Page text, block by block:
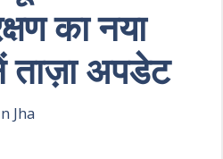
का नया
ताज़ा अपडेट
Jha